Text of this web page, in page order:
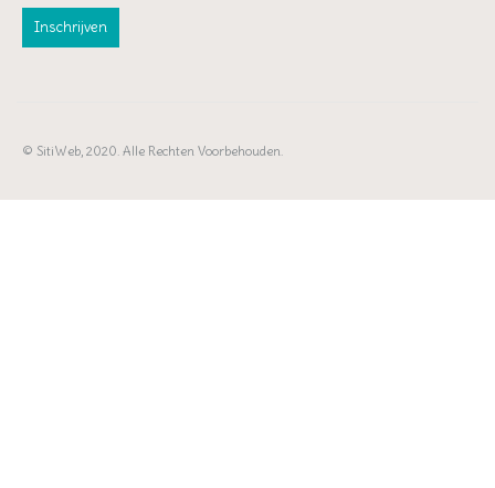
© SitiWeb, 2020. Alle Rechten Voorbehouden.